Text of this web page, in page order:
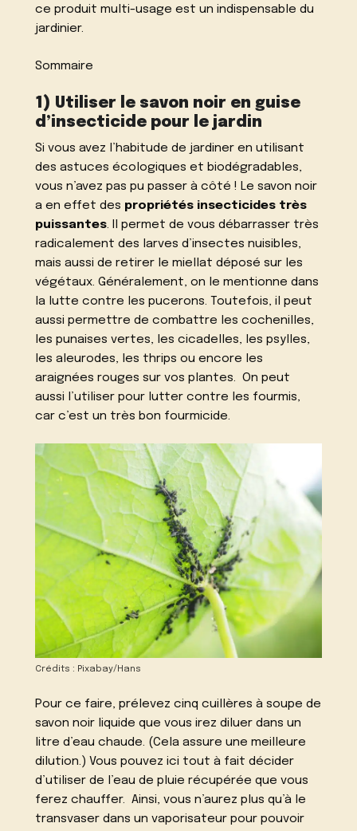
ce produit multi-usage est un indispensable du
jardinier.
Sommaire
1) Utiliser le savon noir en guise
d’insecticide pour le jardin
Si vous avez l’habitude de jardiner en utilisant
des astuces écologiques et biodégradables,
vous n’avez pas pu passer à côté ! Le savon noir
a en effet des propriétés insecticides très
puissantes. Il permet de vous débarrasser très
radicalement des larves d’insectes nuisibles,
mais aussi de retirer le miellat déposé sur les
végétaux. Généralement, on le mentionne dans
la lutte contre les pucerons. Toutefois, il peut
aussi permettre de combattre les cochenilles,
les punaises vertes, les cicadelles, les psylles,
les aleurodes, les thrips ou encore les
araignées rouges sur vos plantes. On peut
aussi l’utiliser pour lutter contre les fourmis,
car c’est un très bon fourmicide.
Crédits : Pixabay/Hans
Pour ce faire, prélevez cinq cuillères à soupe de
savon noir liquide que vous irez diluer dans un
litre d’eau chaude. (Cela assure une meilleure
dilution.) Vous pouvez ici tout à fait décider
d’utiliser de l’eau de pluie récupérée que vous
ferez chauffer. Ainsi, vous n’aurez plus qu’à le
transvaser dans un vaporisateur pour pouvoir